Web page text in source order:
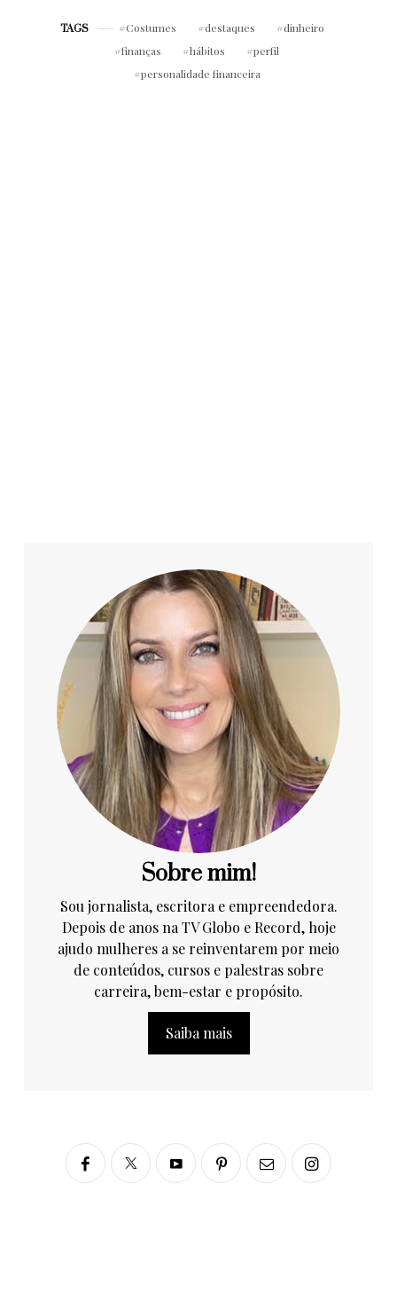
TAGS Costumes destaques
dinheiro
finanças
hábitos
perfil
personalidade financeira
Sobre mim!
Sou jornalista, escritora e empreendedora.
Depois de anos na TV Globo e Record, hoje
ajudo mulheres a se reinventarem por meio
de conteúdos, cursos e palestras sobre
carreira, bem-estar e propósito.
Saiba mais